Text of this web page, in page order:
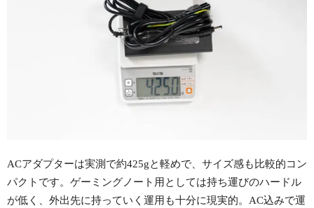
ACアダプターは実測で約425gと軽めで、サイズ感も比較的コン
パクトです。ゲーミングノート用としては持ち運びのハードル
が低く、外出先に持っていく運用も十分に現実的。AC込みで運